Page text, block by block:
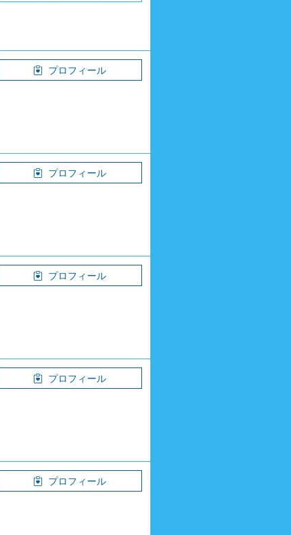
プロフィール
プロフィール
プロフィール
プロフィール
プロフィール